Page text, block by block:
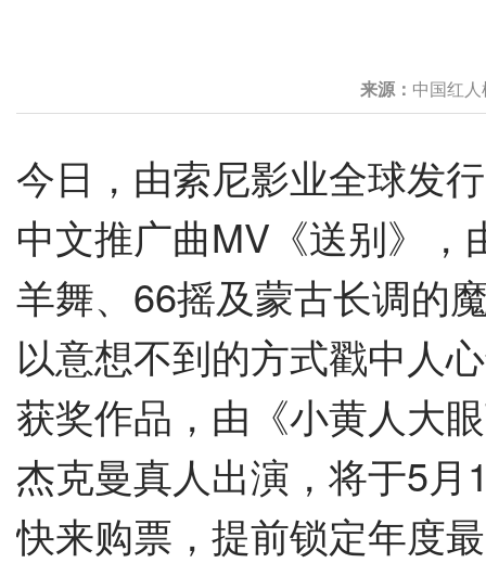
来源： 中国红
今日，由索尼影业全球发
中文推广曲MV《送别》，
羊舞、66摇及蒙古长调的
以意想不到的方式戳中人
获奖作品，由《小黄人大
杰克曼真人出演，将于5
快来购票，提前锁定年度